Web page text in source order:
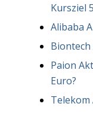
Kursziel
Alibaba
Paion
Euro?
Telekom